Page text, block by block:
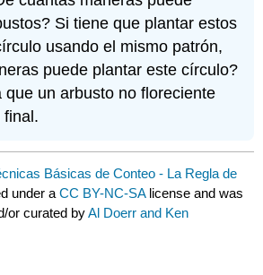
Si tiene que plantar estos
usando el mismo patrón,
puede plantar este círculo?
que un arbusto no floreciente
final.
Básicas de Conteo - La Regla de
under aCC BY-NC-SA license and was
or curated byAl Doerr and Ken